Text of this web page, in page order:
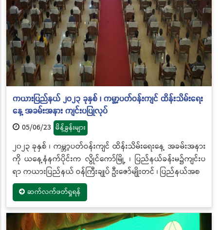
ကယားပြည်နယ် ၂၀၂၃ ခုနှစ် ၊ ကမ္ဘာ့ပတ်ဝန်းကျင် ထိန်းသိမ်းရေး
နေ့ အခမ်းအနား ကျင်းပပြုလုပ်
05/06/23 မိန့်ခွန်းများ
၂၀၂၃ ခုနှစ် ၊ ကမ္ဘာ့ပတ်ဝန်းကျင် ထိန်းသိမ်းရေးနေ့ အခမ်းအနား
ကို ယနေ့နံနက်ပိုင်းက လွိုင်ကော်မြို့ ၊ ပြည်နယ်ခန်းမ၌ကျင်းပ
ရာ ကယားပြည်နယ် ဝန်ကြီးချုပ် ဦးဇော်မျိုးတင် ၊ ပြည်နယ်အစ
ဆက်လက်ဖတ်ရှုရန်